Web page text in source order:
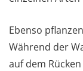
Ebenso
Während der
auf dem